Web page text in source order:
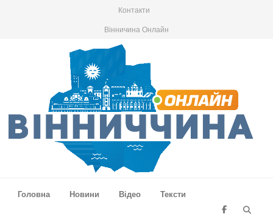
Контакти
Вінничина Онлайн
Головна
Новини Відео Тексти